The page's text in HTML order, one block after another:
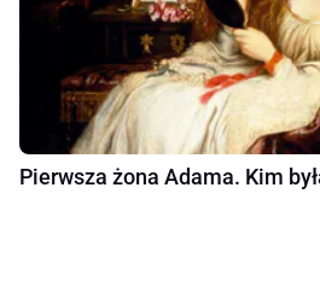
Pierwsza żona Adama. Kim